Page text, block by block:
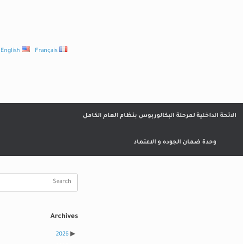
English Français
الائحة الداخلية لمرحلة البكالوربوس بنظام العام الكامل
وحدة ضمان الجوده و الاعتماد
Search
Archives
2026